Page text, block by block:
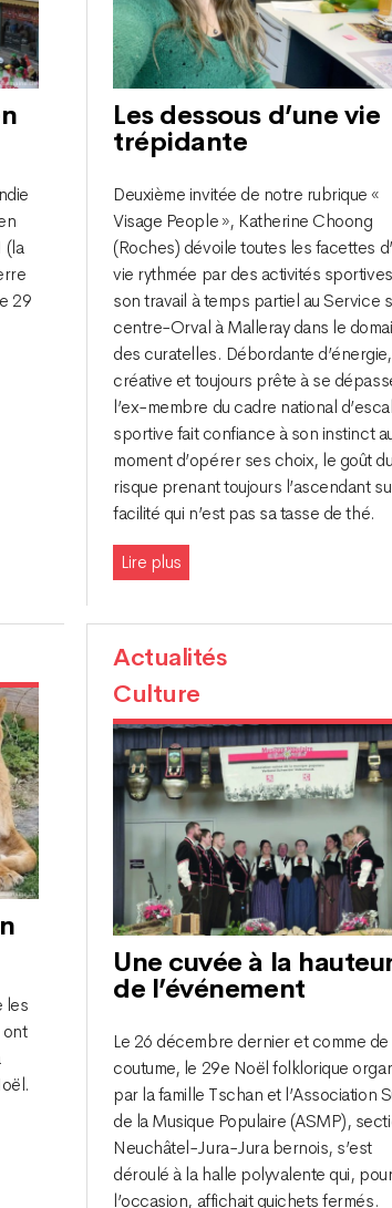
(la
29
Les dessous d’une vie
trépidante
Deuxième invitée de notre rubrique «
Visage People », Katherine Choong
(Roches) dévoile toutes les facettes
vie rythmée par des activités
son travail à temps partiel au Service
centre-Orval à Malleray dans le
des curatelles. Débordante d’énergie,
créative et toujours prête à se
l’ex-membre du cadre national
sportive fait confiance à son instinct
moment d’opérer ses choix, le goût du
risque prenant toujours l’ascendant
facilité qui n’est pas sa tasse de thé.
Lire plus
les
Actualités
Culture
Une cuvée à la
de l’événement
Le 26 décembre dernier et comme de
coutume, le 29e Noël folklorique
par la famille Tschan et l’Association
de la Musique Populaire (ASMP),
Neuchâtel-Jura-Jura bernois, s’est
déroulé à la halle polyvalente qui,
l’occasion, affichait guichets fermés.